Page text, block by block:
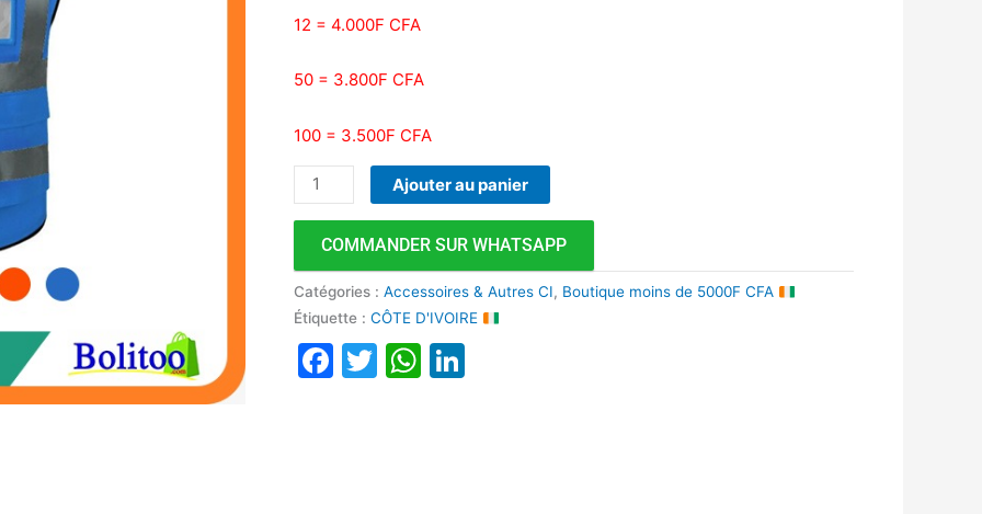
12 = 4.000F CFA
50 = 3.800F CFA
100 = 3.500F CFA
Ajouter au panier
COMMANDER SUR WHATSAPP
Catégories :Accessoires & Autres CI, Boutique moins de 5000F CFA
Étiquette :CÔTE D'IVOIRE
Facebook
TwitterWhatsApp